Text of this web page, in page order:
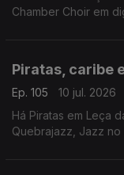
Chamber Choir em
Piratas, caribe
Ep. 105
10 jul. 2026
Há Piratas em Leça
Quebrajazz, Jazz no